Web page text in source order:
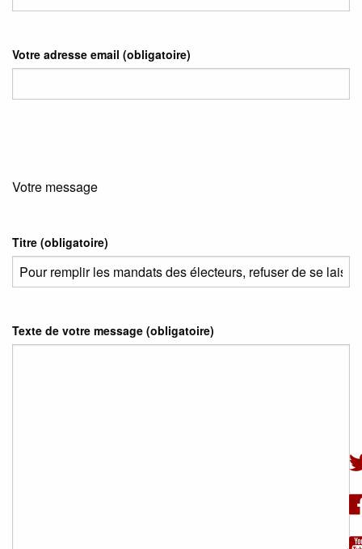
Votre adresse email (obligatoire)
Votre message
Titre (obligatoire)
Texte de votre message (obligatoire)